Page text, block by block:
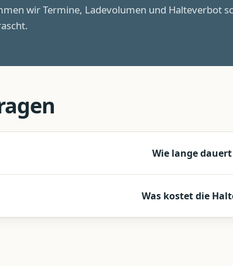
wir Termine, Ladevolumen und Halteverbot
Wie lange
Was kostet die